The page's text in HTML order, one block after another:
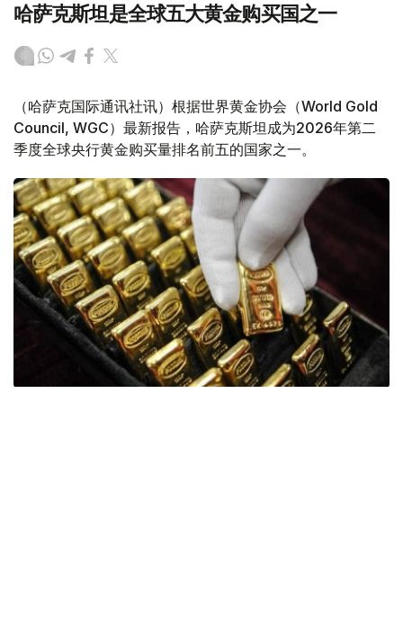
哈萨克斯坦是全球五大黄金购买国之一
（哈萨克国际通讯社讯）根据世界黄金协会（World Gold
Council, WGC）最新报告，哈萨克斯坦成为2026年第二
季度全球央行黄金购买量排名前五的国家之一。